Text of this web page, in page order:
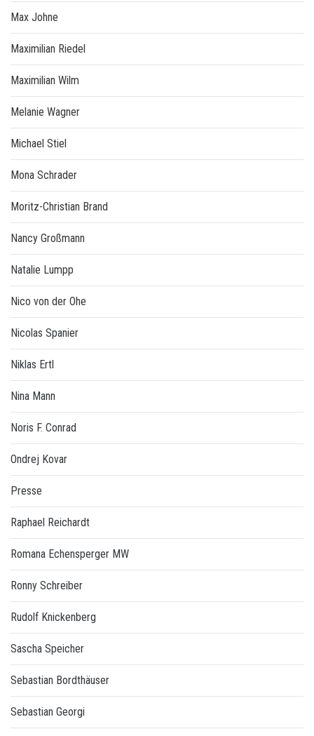
Max Johne
Maximilian Riedel
Maximilian Wilm
Melanie Wagner
Michael Stiel
Mona Schrader
Moritz-Christian Brand
Nancy Großmann
Natalie Lumpp
Nico von der Ohe
Nicolas Spanier
Niklas Ertl
Nina Mann
Noris F. Conrad
Ondrej Kovar
Presse
Raphael Reichardt
Romana Echensperger MW
Ronny Schreiber
Rudolf Knickenberg
Sascha Speicher
Sebastian Bordthäuser
Sebastian Georgi